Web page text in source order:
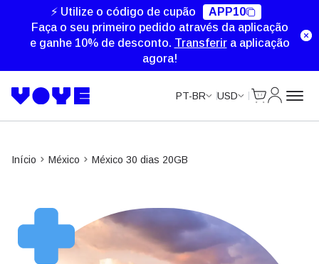
⚡ Utilize o código de cupão
APP10
Faça o seu primeiro pedido através da aplicação
e ganhe 10% de desconto. Transferira aplicação
agora!
PT-BR USD
Início México México 30 dias 20GB
Unlimited Data